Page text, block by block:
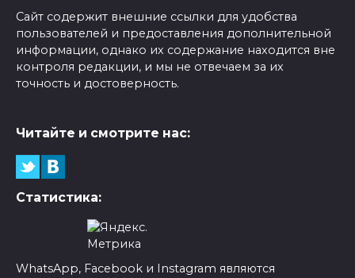
Сайт содержит внешние ссылки для удобства
пользователей и предоставления дополнительной
информации, однако их содержание находится вне
контроля редакции, и мы не отвечаем за их
точность и достоверность.
Читайте и смотрите нас:
Статистика:
WhatsApp, Facebook и Instagram являются